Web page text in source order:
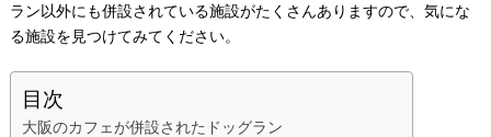
ラン以外にも併設されている施設がたくさんありますので、気にな
る施設を見つけてみてください。
目次
大阪のカフェが併設されたドッグラン